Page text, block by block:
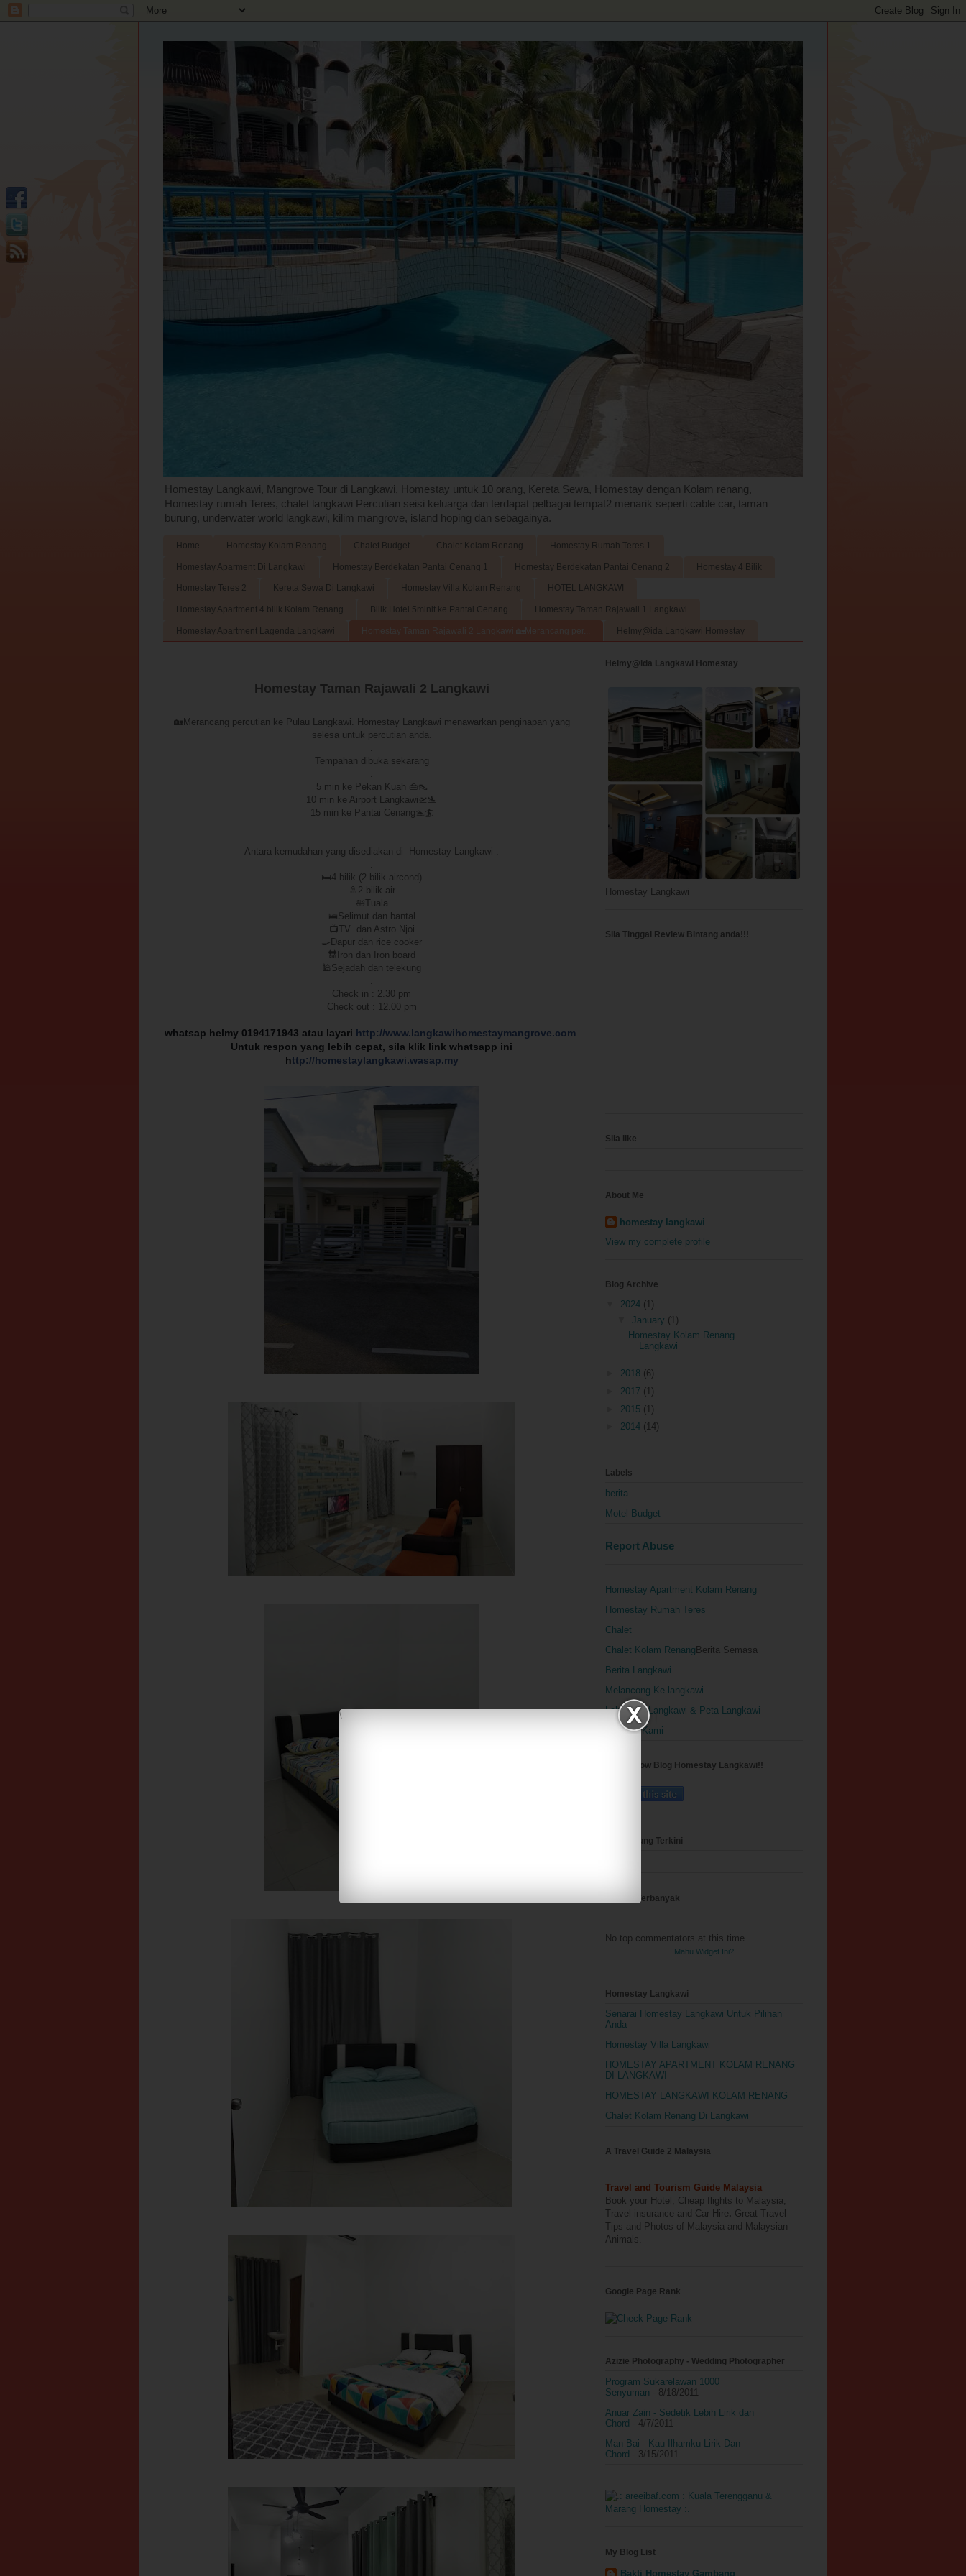
Homestay Langkawi, Mangrove Tour di Langkawi, Homestay untuk 10 orang, Kereta Sewa, Homestay dengan Kolam renang,
Homestay rumah Teres, chalet langkawi Percutian seisi keluarga dan terdapat pelbagai tempat2 menarik seperti cable car, taman
burung, underwater world langkawi, kilim mangrove, island hoping dan sebagainya.
Home Homestay Kolam Renang Chalet Budget Chalet Kolam Renang Homestay Rumah Teres 1
Homestay Aparment Di Langkawi Homestay Berdekatan Pantai Cenang 1 Homestay Berdekatan Pantai Cenang 2 Homestay 4 Bilik
Homestay Teres 2 Kereta Sewa Di Langkawi Homestay Villa Kolam Renang HOTEL LANGKAWI
Homestay Apartment 4 bilik Kolam Renang Bilik Hotel 5minit ke Pantai Cenang Homestay Taman Rajawali 1 Langkawi
Homestay Apartment Lagenda Langkawi Homestay Taman Rajawali 2 Langkawi 🏡Merancang per... Helmy@ida Langkawi Homestay
Homestay Taman Rajawali 2 Langkawi
🏡Merancang percutian ke Pulau Langkawi. Homestay Langkawi menawarkan penginapan yang
selesa untuk percutian anda.
Tempahan dibuka sekarang
5 min ke Pekan Kuah 👜👠
10 min ke Airport Langkawi🛫🛬
15 min ke Pantai Cenang🏊🏄
Antara kemudahan yang disediakan di Homestay Langkawi :
🛏4 bilik (2 bilik aircond)
🚿2 bilik air
🛀Tuala
🛌Selimut dan bantal
📺TV dan Astro Njoi
🍳Dapur dan rice cooker
🔛Iron dan Iron board
🕌Sejadah dan telekung
Check in : 2.30 pm
Check out : 12.00 pm
whatsap helmy 0194171943 atau layari http://www.langkawihomestaymangrove.com
Untuk respon yang lebih cepat, sila klik link whatsapp ini
http://homestaylangkawi.wasap.my
Helmy@ida Langkawi Homestay
Homestay Langkawi
Sila Tinggal Review Bintang anda!!!
Sila like
\
About Me
homestay langkawi
View my complete profile
Blog Archive
2024 (1)
January (1)
Homestay Kolam Renang
Langkawi
2018 (6)
2017 (1)
2015 (1)
2014 (14)
Labels
berita
Motel Budget
Report Abuse
Homestay Apartment Kolam Renang
Homestay Rumah Teres
Chalet
Chalet Kolam RenangBerita Semasa
Berita Langkawi
Melancong Ke langkawi
Laluan ke Langkawi & Peta Langkawi
Hubungi Kami
Jom Follow Blog Homestay Langkawi!!
Pengunjung Terkini
Komen Terbanyak
No top commentators at this time.
Mahu Widget Ini?
Homestay Langkawi
Senarai Homestay Langkawi Untuk Pilihan
Anda
Homestay Villa Langkawi
HOMESTAY APARTMENT KOLAM RENANG
DI LANGKAWI
HOMESTAY LANGKAWI KOLAM RENANG
Chalet Kolam Renang Di Langkawi
A Travel Guide 2 Malaysia
Travel and Tourism Guide Malaysia
Book your Hotel, Cheap flights to Malaysia,
Travel insurance and Car Hire. Great Travel
Tips and Photos of Malaysia and Malaysian
Animals.
Google Page Rank
Azizie Photography - Wedding Photographer
Program Sukarelawan 1000
Senyuman - 8/18/2011
Anuar Zain - Sedetik Lebih Lirik dan
Chord - 4/7/2011
Man Bai - Kau Ilhamku Lirik Dan
Chord - 3/15/2011
My Blog List
Bakti Homestay Gambang